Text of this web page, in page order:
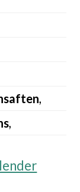
,
,